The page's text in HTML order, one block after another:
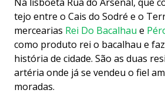
tejo entre o Cais do Sodré e o
mercearias Rei Do Bacalhau e
como produto rei o bacalhau e
história de cidade. São as duas
artéria onde já se vendeu o fiel
moradas.